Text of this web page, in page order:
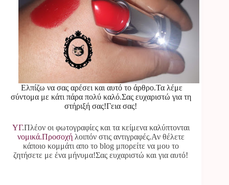
Ελπίζω να σας αρέσει και αυτό το άρθρο.Τα λέμε
σύντομα με κάτι πάρα πολύ καλό.Σας ευχαριστώ για τη
στήριξή σας!Γεια σας!
ΥΓ.Πλέον οι φωτογραφίες και τα κείμενα καλύπτονται
νομικά.Προσοχή λοιπόν στις αντιγραφές.Αν θέλετε
κάποιο κομμάτι απο το blog μπορείτε να μου το
ζητήσετε με ένα μήνυμα!Σας ευχαριστώ και για αυτό!